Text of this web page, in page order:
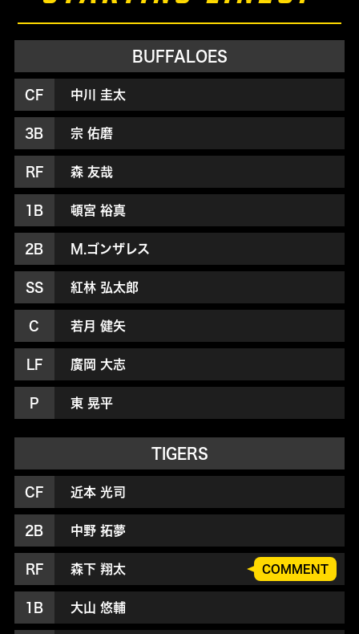
BUFFALOES
CF 中川 圭太
3B 宗 佑磨
RF 森 友哉
1B 頓宮 裕真
2B M.ゴンザレス
SS 紅林 弘太郎
C 若月 健矢
LF 廣岡 大志
P 東 晃平
TIGERS
CF 近本 光司
2B 中野 拓夢
RF 森下 翔太 COMMENT
1B 大山 悠輔